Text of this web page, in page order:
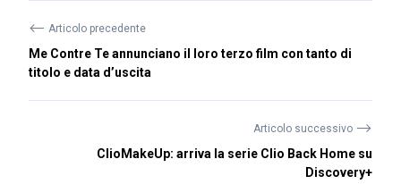
⟵ Articolo precedente
Me Contre Te annunciano il loro terzo film con tanto di
titolo e data d’uscita
Articolo successivo ⟶
ClioMakeUp: arriva la serie Clio Back Home su
Discovery+